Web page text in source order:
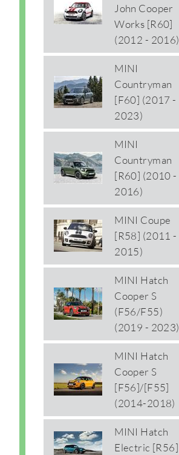
John Cooper
Works [R60]
(2012 - 2016)
MINI
Countryman
[F60] (2017 -
2023)
MINI
Countryman
[R60] (2010 -
2016)
MINI Coupe
[R58] (2011 -
2015)
MINI Hatch
Cooper S
(F56/F55)
(2019 - 2023)
MINI Hatch
Cooper S
[F56]/[F55]
(2014-2018)
MINI Hatch
Electric [R56]